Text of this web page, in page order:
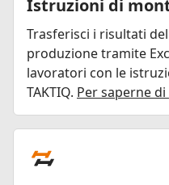
Istruzioni di
Trasferisci i risultati
produzione tramite
lavoratori con le
TAKTIQ. Per saperne